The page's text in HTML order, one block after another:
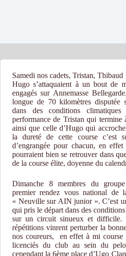
Samedi nos cadets, Tristan,
Hugo s’attaquaient à un bout de
engagés sur Annemasse
longue de 70 kilomètres disputée
dans des conditions
performance de Tristan qui termine
ainsi que celle d’Hugo qui
la dureté de cette course c’est
d’engrangée pour chacun, en
pourraient bien se retrouver dans
de la course élite, doyenne du
Dimanche 8 membres du
premier rendez vous national de
« Neuville sur AIN junior ». C’est
qui pris le départ dans des
sur un circuit sinueux et difficile.
répétitions vinrent perturber la
nos coureurs, en effet à mi
licenciés du club au sein du
cependant la 6ème place d’Ugo